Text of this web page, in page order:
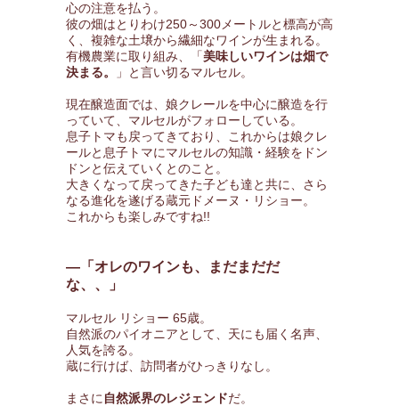
心の注意を払う。
彼の畑はとりわけ250～300メートルと標高が高
く、複雑な土壌から繊細なワインが生まれる。
有機農業に取り組み、「美味しいワインは畑で
決まる。
」と言い切るマルセル。
現在醸造面では、娘クレールを中心に醸造を行
っていて、マルセルがフォローしている。
息子トマも戻ってきており、これからは娘クレ
ールと息子トマにマルセルの知識・経験をドン
ドンと伝えていくとのこと。
大きくなって戻ってきた子ども達と共に、さら
なる進化を遂げる蔵元ドメーヌ・リショー。
これからも楽しみですね!!
―「オレのワインも、まだまだだ
な、、」
マルセル リショー 65歳。
自然派のパイオニアとして、天にも届く名声、
人気を誇る。
蔵に行けば、訪問者がひっきりなし。
まさに 自然派界のレジェンドだ。